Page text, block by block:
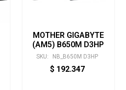
MOTHER GIGABYTE
(AM5) B650M D3HP
SKU: NB_B650M D3HP
$ 192.347